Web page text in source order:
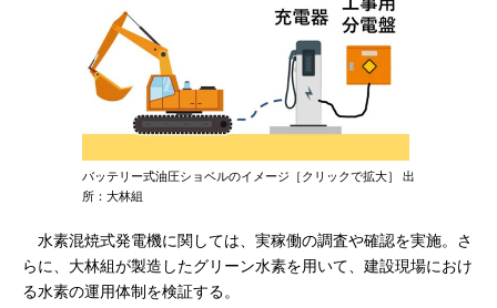
バッテリー式油圧ショベルのイメージ［クリックで拡大］ 出
所：大林組
水素混焼式発電機に関しては、実稼働の調査や確認を実施。さ
らに、大林組が製造したグリーン水素を用いて、建設現場におけ
る水素の運用体制を検証する。